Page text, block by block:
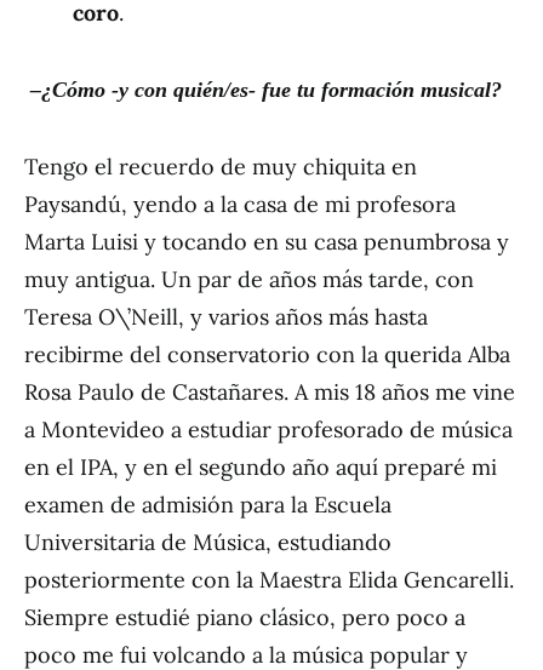
coro.
–¿Cómo -y con quién/es- fue tu formación musical?
Tengo el recuerdo de muy chiquita en
Paysandú, yendo a la casa de mi profesora
Marta Luisi y tocando en su casa penumbrosa y
muy antigua. Un par de años más tarde, con
Teresa O\’Neill, y varios años más hasta
recibirme del conservatorio con la querida Alba
Rosa Paulo de Castañares. A mis 18 años me vine
a Montevideo a estudiar profesorado de música
en el IPA, y en el segundo año aquí preparé mi
examen de admisión para la Escuela
Universitaria de Música, estudiando
posteriormente con la Maestra Elida Gencarelli.
Siempre estudié piano clásico, pero poco a
poco me fui volcando a la música popular y